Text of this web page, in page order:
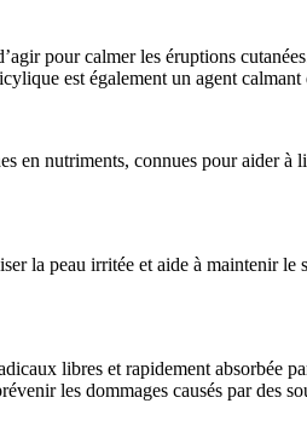
pour calmer les éruptions
est également un agent calmant
en nutriments, connues pour aider
la peau irritée et aide à maintenir
libres et rapidement absorbée
les dommages causés par des